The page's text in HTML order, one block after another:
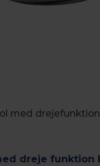
med
dreje funktion